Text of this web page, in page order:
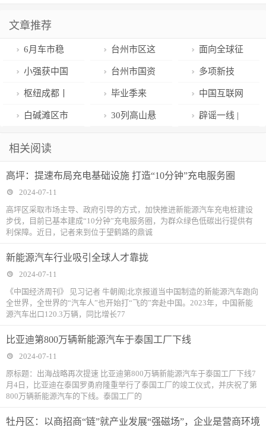
文章推荐
6月车市稳
中有升 自主品
牌占有率再创
新高
台州市区这
条“大动脉”，
竣工验收！
面向全球征
集|揭榜攻坚赛
参赛指南发布
小强获中国
播音主持金声
奖《小强热
台州市国资
系统“三联三
共”第三片组
门举行
多项新技
术、新产品、
新应用场景亮
枢纽成都丨
进出港航线热
大飞机加密航
毕业季来
了！家门口的
中国互联网
联合辟谣平台
白碱滩区市
品“一号多用”
检查
30列高山悬
交付
辟谣一线 |
网信办网络辟
相关阅读
高坪：提速布局充电基础设施 打造“10分钟”充电服务圈
2024-07-11
高坪区采取市场主导、政府引导的方式，加快推进新能源汽车充电桩建设
步伐，目前已基本建成“10分钟”充电服务圈，为群众绿色低碳出行提供有
利保障。近日，记者来到位于望鹤路的鼎诚
​新能源汽车行业吸引全球人才靠拢
2024-07-11
《中国经济周刊》 见习记者 牛朝阁|北京报道当中国制造的新能源汽车跑向
全世界，全世界的“汽车人”也开始打“飞的”奔赴中国。2023年，中国新能
源汽车出口120.3万辆，同比增长77
比亚迪第800万辆新能源汽车于泰国工厂下线
2024-07-11
原标题：出海战略再次提速 比亚迪第800万辆新能源汽车于泰国工厂下线7
月4日，比亚迪在泰国罗勇府隆重举行了泰国工厂的竣工仪式，并庆祝了第
800万辆新能源汽车的下线。泰国工厂的
牡丹区：以商招商“链”就产业发展“强磁场”，企业是营商环境